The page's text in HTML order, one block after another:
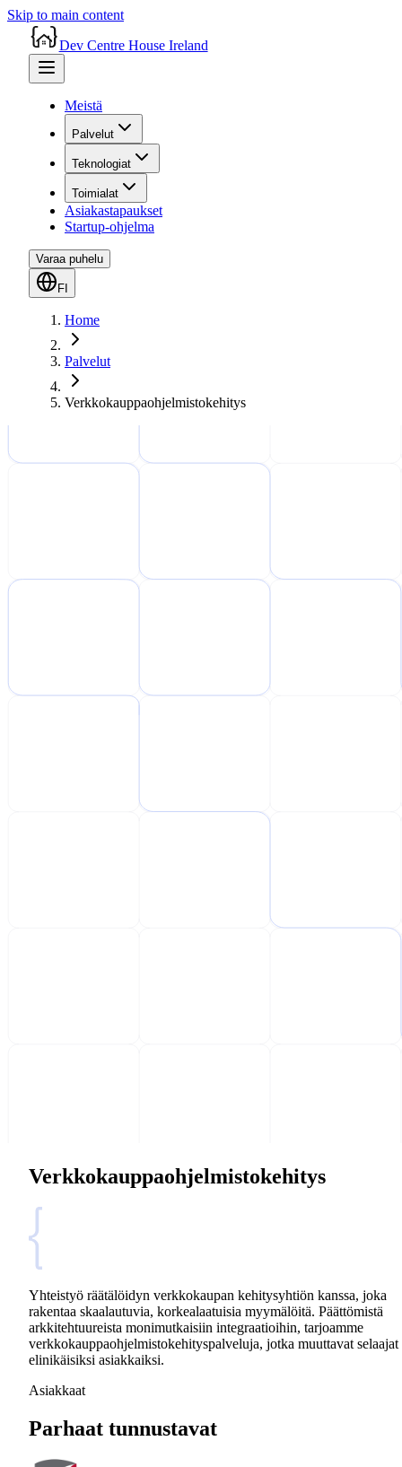
Skip to main content
Dev Centre House Ireland
Meistä
Palvelut
Teknologiat
Toimialat
Asiakastapaukset
Startup-ohjelma
Varaa puhelu
FI
Home
Palvelut
Verkkokauppaohjelmistokehitys
Verkkokauppaohjelmistokehitys
Yhteistyö räätälöidyn verkkokaupan kehitysyhtiön kanssa, joka
rakentaa skaalautuvia, korkealaatuisia myymälöitä. Päättömistä
arkkitehtuureista monimutkaisiin integraatioihin, tarjoamme
verkkokauppaohjelmistokehityspalveluja, jotka muuttavat selaajat
elinikäisiksi asiakkaiksi.
Asiakkaat
Parhaat tunnustavat